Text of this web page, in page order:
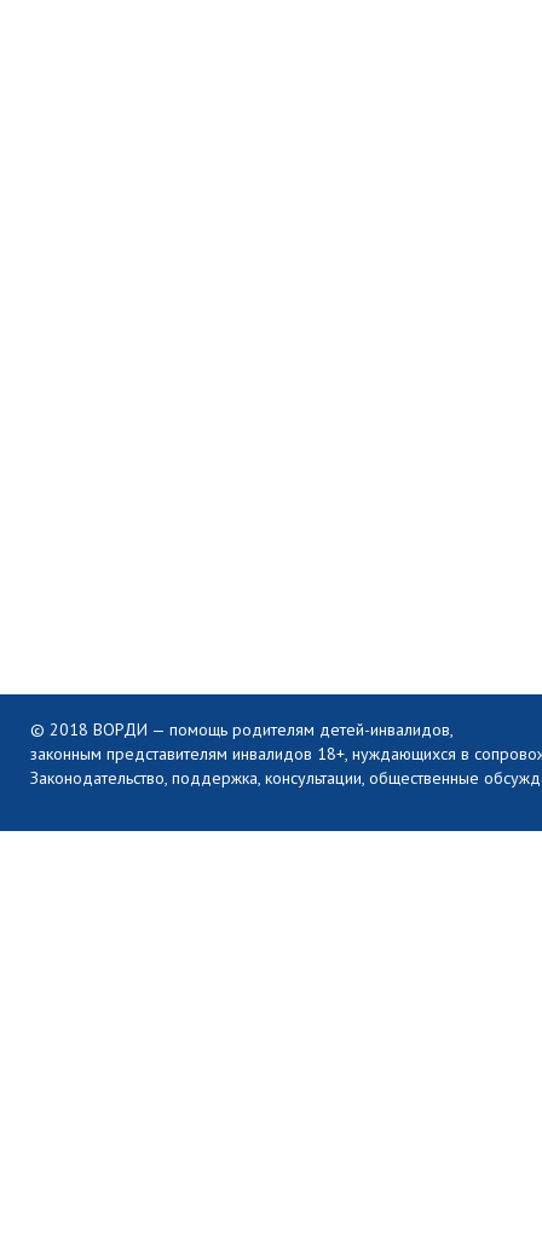
© 2018 ВОРДИ — помощь родителям детей-инвалидов,
законным представителям инвалидов 18+, нуждающихся в
Законодательство, поддержка, консультации, общественные